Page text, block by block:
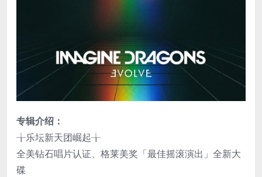
专辑介绍：
╁乐坛新天团崛起╁
全美钻石唱片认证、格莱美奖「最佳摇滚演出」全新大
碟